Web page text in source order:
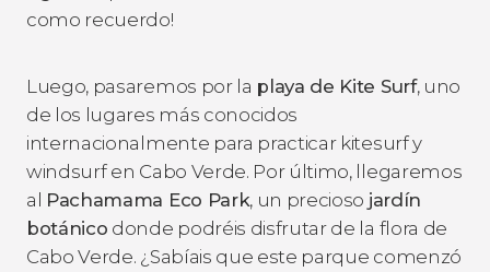
como recuerdo!
Luego, pasaremos por la playa de Kite Surf, uno
de los lugares más conocidos
internacionalmente para practicar kitesurf y
windsurf en Cabo Verde. Por último, llegaremos
al Pachamama Eco Park, un precioso jardín
botánico donde podréis disfrutar de la flora de
Cabo Verde. ¿Sabíais que este parque comenzó